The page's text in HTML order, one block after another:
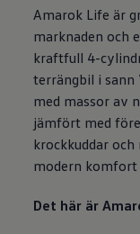
Amarok Life är
marknaden och
kraftfull 4-
terrängbil i sann
med massor av
jämfört med
krockkuddar
modern komfort
Det här är